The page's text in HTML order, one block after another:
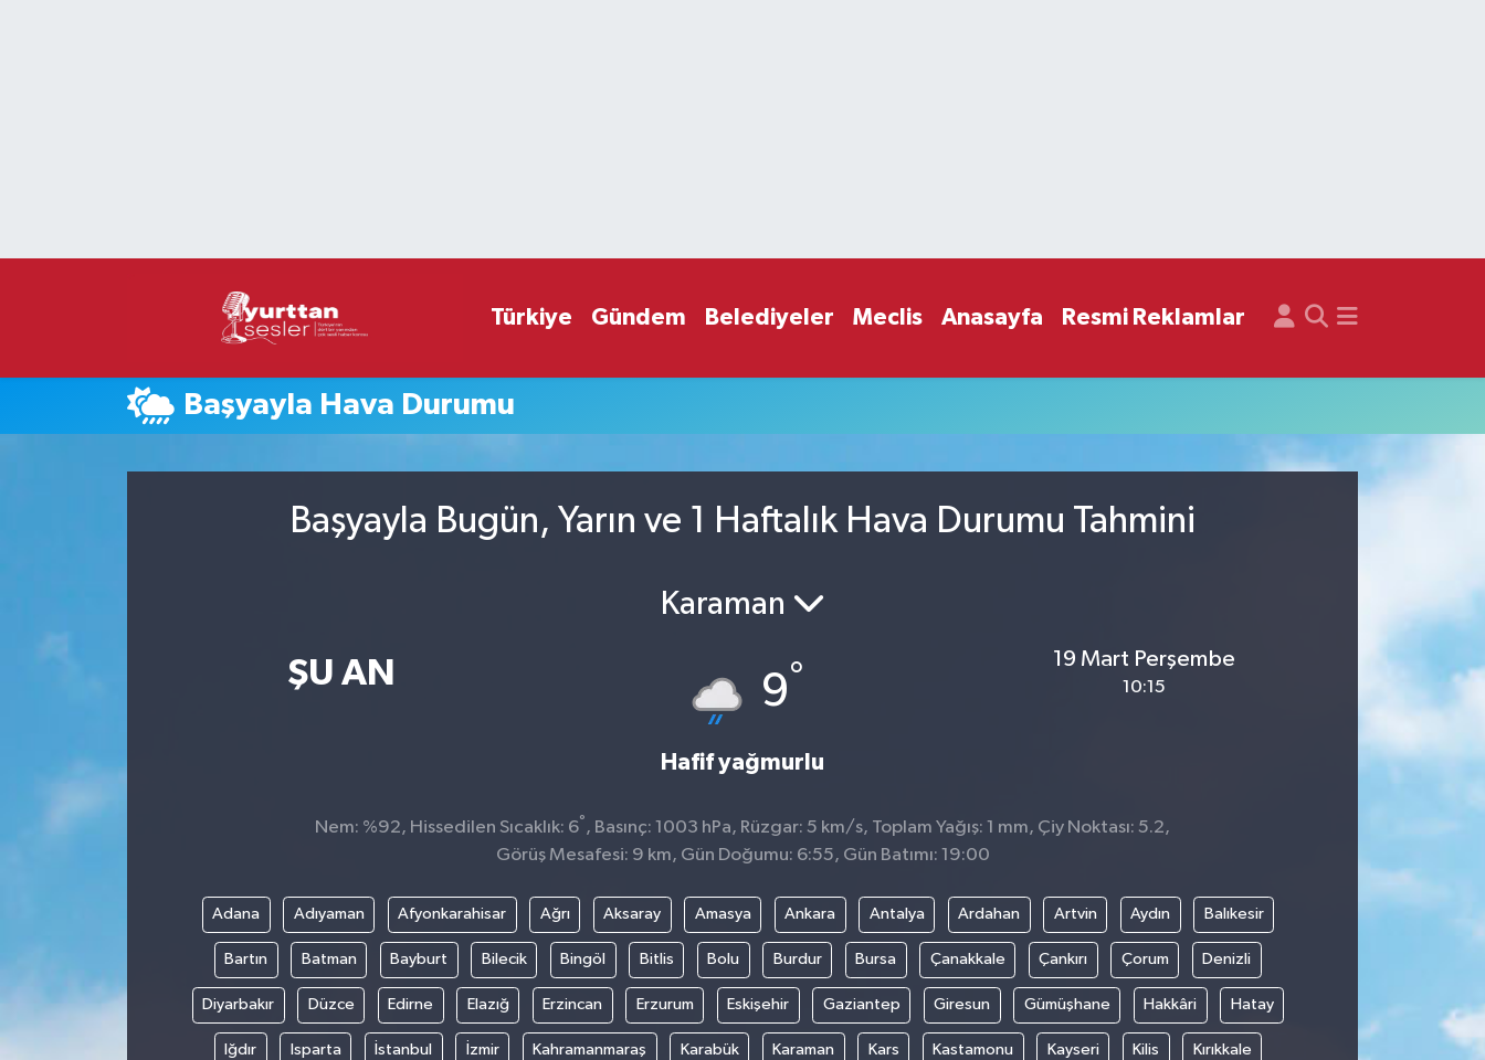
Türkiye Gündem Belediyeler Meclis Anasayfa Resmi Reklamlar
Başyayla Hava Durumu
Başyayla Bugün, Yarın ve 1 Haftalık Hava Durumu Tahmini
ŞU AN
Karaman
9°
Hafif yağmurlu
19 Mart Perşembe
10:15
Nem: %92, Hissedilen Sıcaklık: 6° , Basınç: 1003 hPa, Rüzgar: 5 km/s, Toplam Yağış: 1 mm, Çiy Noktası: 5.2,
Görüş Mesafesi: 9 km, Gün Doğumu: 6:55, Gün Batımı: 19:00
Adana Adıyaman Afyonkarahisar Ağrı Aksaray Amasya Ankara Antalya Ardahan Artvin Aydın Balıkesir
Bartın Batman Bayburt Bilecik Bingöl Bitlis Bolu Burdur Bursa Çanakkale Çankırı Çorum Denizli
Diyarbakır Düzce Edirne Elazığ Erzincan Erzurum Eskişehir Gaziantep Giresun Gümüşhane Hakkâri Hatay
Iğdır Isparta İstanbul İzmir Kahramanmaraş Karabük Karaman Kars Kastamonu Kayseri Kilis Kırıkkale
Süper Lig Puan Durumu ve Fikstür
Son Dakika Haberleri
Haber Arşivi